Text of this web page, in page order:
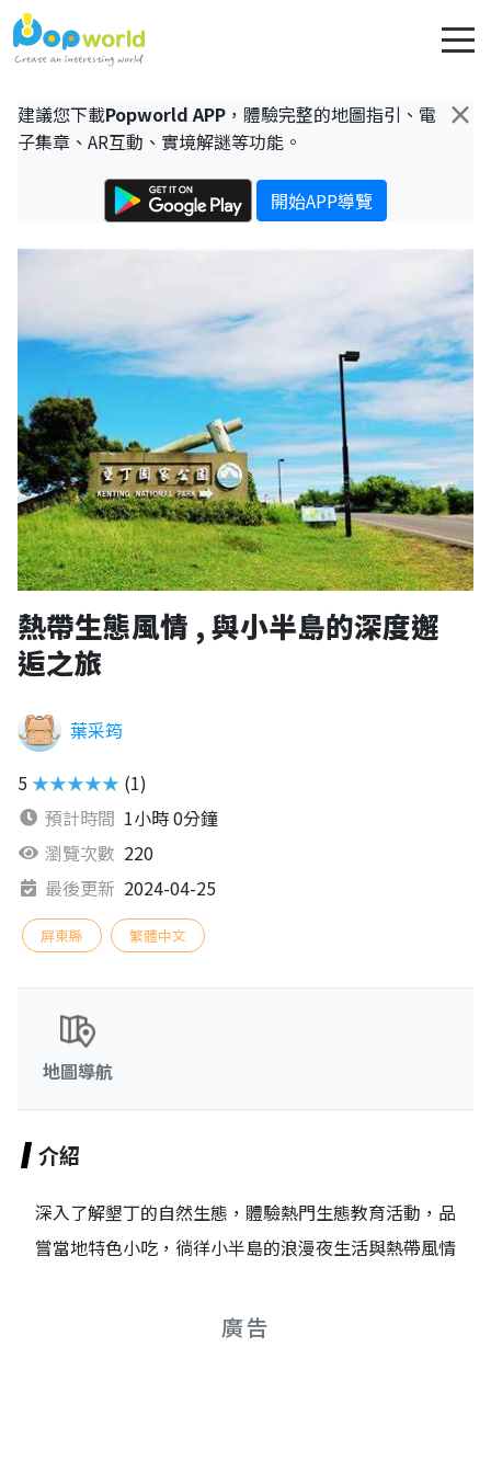
×
建議您下載Popworld APP ，體驗完整的地圖指引、電
子集章、AR互動、實境解謎等功能。
開始APP導覽
熱帶生態風情 , 與小半島的深度邂
逅之旅
葉采筠
5 ★★★★★ (1)
預計時間 1小時 0分鐘
瀏覽次數 220
最後更新 2024-04-25
屏東縣 繁體中文
地圖導航
介紹
深入了解墾丁的自然生態，體驗熱門生態教育活動，品
嘗當地特色小吃，徜徉小半島的浪漫夜生活與熱帶風情
廣告